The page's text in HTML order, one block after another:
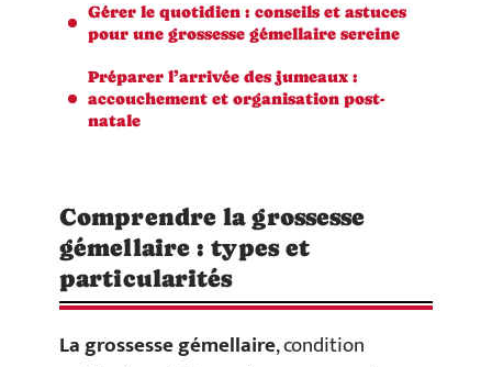
Gérer le quotidien : conseils et astuces
pour une grossesse gémellaire sereine
Préparer l’arrivée des jumeaux :
accouchement et organisation post-
natale
Comprendre la grossesse
gémellaire : types et
particularités
La grossesse gémellaire, condition